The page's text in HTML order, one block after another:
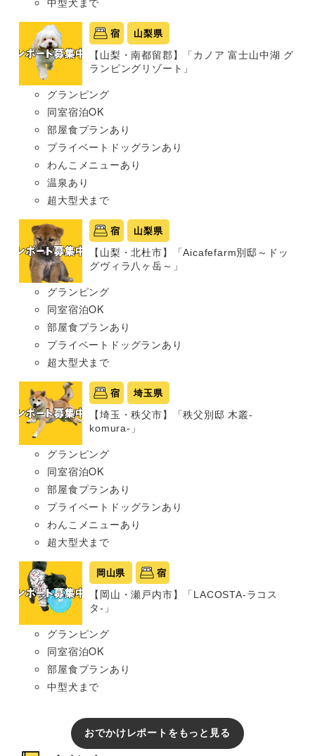
宿 山梨県
【山梨・南都留郡】「カノア 富士山中湖 グ
ランピングリゾート」
グランピング
同室宿泊OK
部屋食プランあり
プライベートドッグランあり
わんこメニューあり
温泉あり
超大型犬まで
宿 山梨県
【山梨・北杜市】「Aicafefarm別邸～ドッ
グヴィラ八ヶ岳～」
グランピング
同室宿泊OK
部屋食プランあり
プライベートドッグランあり
超大型犬まで
宿 埼玉県
【埼玉・秩父市】「秩父別邸 木叢-
komura-」
グランピング
同室宿泊OK
部屋食プランあり
プライベートドッグランあり
わんこメニューあり
超大型犬まで
岡山県 宿
【岡山・瀬戸内市】「LACOSTA-ラコス
タ-」
グランピング
同室宿泊OK
部屋食プランあり
中型犬まで
おでかけレポートをもっと見る